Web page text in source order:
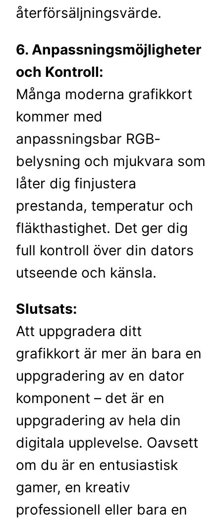
återförsäljningsvärde.
6. Anpassningsmöjligheter
och Kontroll:
Många moderna grafikkort
kommer med
anpassningsbar RGB-
belysning och mjukvara som
låter dig finjustera
prestanda, temperatur och
fläkthastighet. Det ger dig
full kontroll över din dators
utseende och känsla.
Slutsats:
Att uppgradera ditt
grafikkort är mer än bara en
uppgradering av en dator
komponent – det är en
uppgradering av hela din
digitala upplevelse. Oavsett
om du är en entusiastisk
gamer, en kreativ
professionell eller bara en